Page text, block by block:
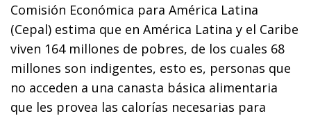
Comisión Económica para América Latina
(Cepal) estima que en América Latina y el Caribe
viven 164 millones de pobres, de los cuales 68
millones son indigentes, esto es, personas que
no acceden a una canasta básica alimentaria
que les provea las calorías necesarias para